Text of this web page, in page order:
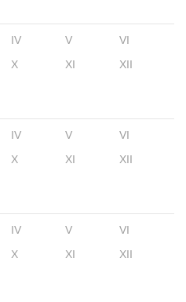
IV V
VI
X XI XII
IV V
VI
X XI XII
IV V
VI
X XI XII